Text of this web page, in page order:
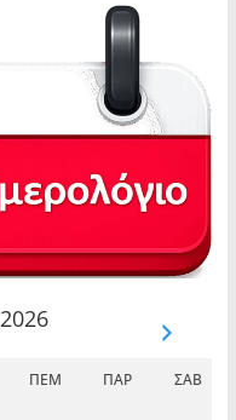
ΠΈΜ ΠΑΡ ΣΆΒ